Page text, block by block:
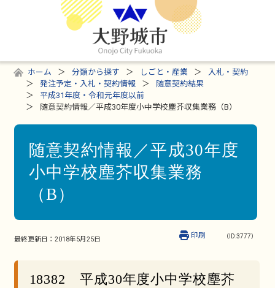
ホーム 分類から探す しごと・産業
入札・契約
発注予定・入札・契約情報
随意契約結果
平成31年度・令和元年度以前
随意契約情報／平成30年度小中学校塵芥収集業務（B）
随意契約情報／平成30年度
小中学校塵芥収集業務
（B）
最終更新日： 2018年5月25日 （ID:3777）
印刷
18382 平成30年度小中学校塵芥